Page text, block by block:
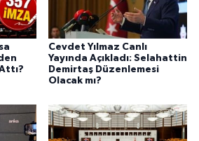
Cevdet Yılmaz Canlı
Yayında Açıkladı: Selahattin
Demirtaş Düzenlemesi
Olacak mı?